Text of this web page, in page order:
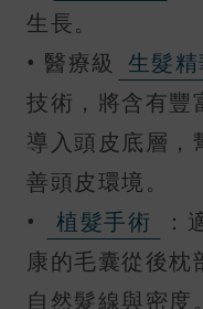
生長。
• 醫療級 生髮精
技術，將含有豐
導入頭皮底層，
善頭皮環境。
•
植髮手術
：
康的毛囊從後枕
自然髮線與密度。